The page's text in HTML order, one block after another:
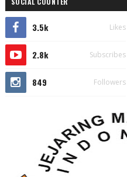
3.5k Likes
2.8k Subscribes
849 Followers